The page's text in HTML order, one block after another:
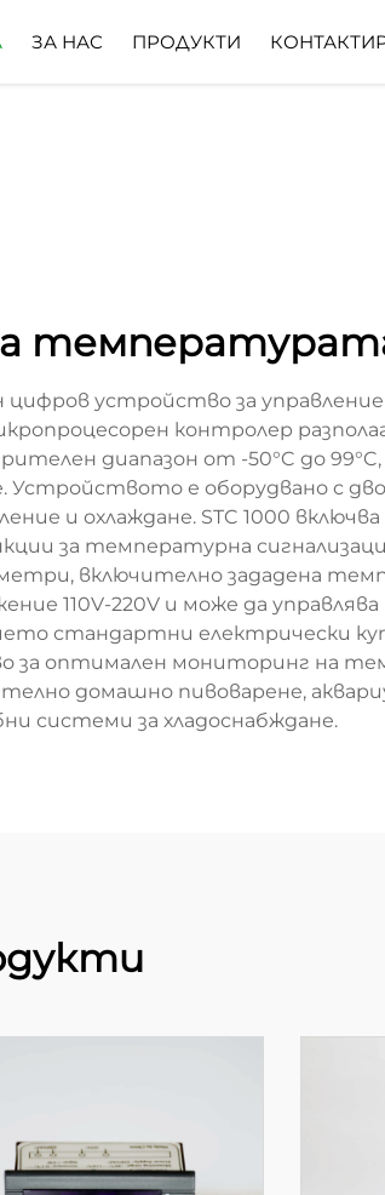
ЗА НАС ПРОДУКТИ
цифров устройство за
контролер
диапазон от -50°C до
е оборудвано с
и охлаждане. STC 1000
за температурна
включително зададена
110V-220V и може да управлява
стандартни електрически
за оптимален мониторинг на
домашно пивоварене,
системи за хладоснабждане.